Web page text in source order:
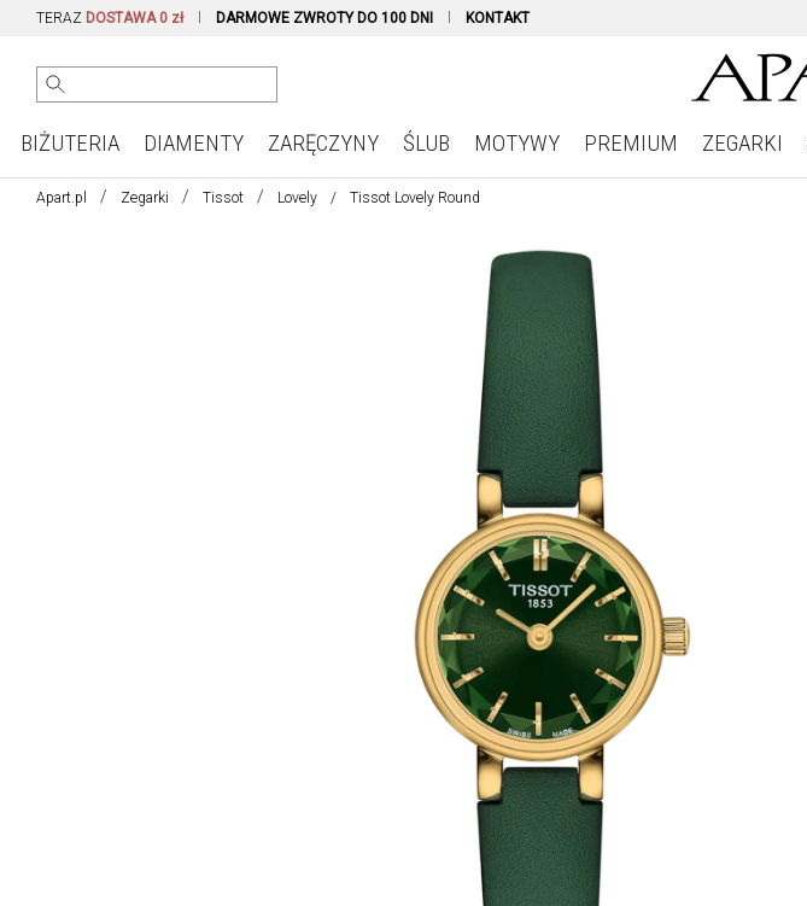
TERAZ DOSTAWA 0 zł DARMOWE ZWROTY DO 100 DNI KONTAKT
BIŻUTERIA DIAMENTY ZARĘCZYNY ŚLUB MOTYWY PREMIUM ZEGARKI
Apart.pl Zegarki Tissot Lovely Tissot Lovely Round